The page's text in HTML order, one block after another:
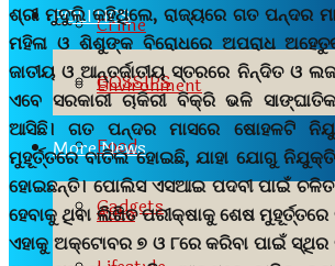
Crime
Environment
Food
Gadgets
POLITICS
GOSSIPS
More News
Auto
ଶ୍ରୀ ମୁଦୁଲି କହିଥିଲେ, ରାଜ୍ୟରେ ଗତ ପନ୍ଦର
ମହିଳା ଓ ଶିଶୁଙ୍କ ବିରୋଧରେ ଅପରାଧ
ଜାତୀୟ ଓ ଆନ୍ତର୍ଜାତୀୟ ସ୍ତରରେ ନିନ୍ଦିତ ଓ
ଏବେ ସରକାରୀ ଚାକିରୀ ବିକ୍ରି ଭଳି
ଆସିଛି। ଗତ ପନ୍ଦର ମାସରେ ଷୋହଳଟି
ମୁହୂର୍ତ୍ତରେ ବାତିଲ ହୋଇଛି, ଯାହା ଯୋଗୁ ନିଯୁକ୍ତି
ହୋଇଛନ୍ତି। ପୋଲିସ ଏସଆଇ ପଦବୀ ପାଇଁ ଚଳିତ
ହେବାକୁ ଥିବା ଲିଖିତ ପରୀକ୍ଷାକୁ ଶେଷ ମୁହୂର୍ତ୍ତରେ
ଏହାକୁ ଅକ୍ଟୋବର ୭ ଓ ୮ରେ କରିବା ପାଇଁ ସ୍ଥିର